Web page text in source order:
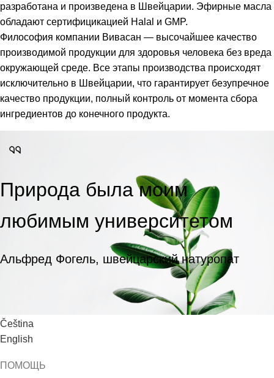
разработана и произведена в Швейцарии. Эфирные масла
обладают сертифицикацией Halal и GMP.
Философия компании Вивасан — высочайшее качество
производимой продукции для здоровья человека без вреда
окружающей среде. Все этапы производства происходят
исключительно в Швейцарии, что гарантирует безупречное
качество продукции, полный контроль от момента сбора
ингредиентов до конечного продукта.
Природа была моим
любимым университетом
Альфред Фогель, швейцарский натуропат
Čeština
English
ПОМОЩЬ